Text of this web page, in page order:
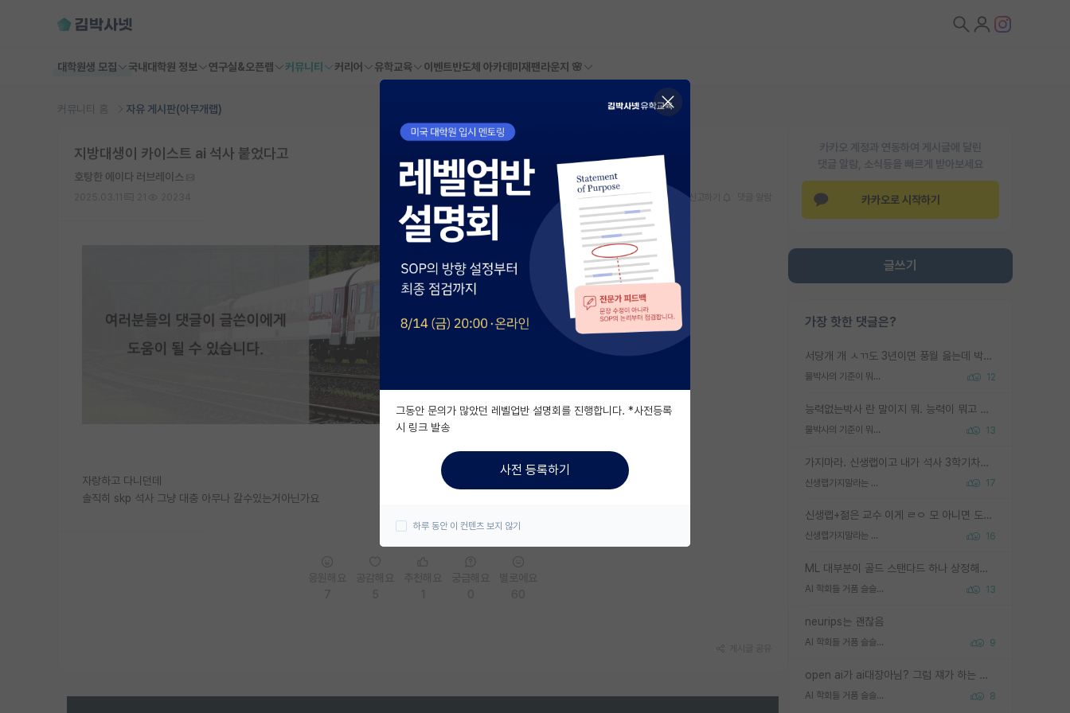
대학원생 모집 국내대학원 정보 연구실&오픈랩 커뮤니티 커리어 유학교육 이벤트반도체 아카데미 재팬라운지 🌸
커뮤니티 홈 자유 게시판(아무개랩)
카카오 계정과 연동하여 게시글에 달린
댓글 알람, 소식등을 빠르게 받아보세요
카카오로 시작하기
글쓰기
가장 핫한 댓글은?
서당개 개 ㅅㄲ도 3년이면 풍월 읊는데 박사 5년 이상 대리고 있으면서 물된건 교수 탓 맞는ㄱ게 거기가 서당이 아니란 소리임
물박사의 기준이 뭐임? 12
능력없는박사 란 말이지 뭐. 능력이 뭐고 능력이 있다는게 뭔지는 사람마다 기준이 다르니까 얘기해봐야 서로 자기 기준만 얘기해서 논쟁이 끝이 안나고. 주위에서 능력있고 야심있는 신입생이 교수가 유의미한 피드백을 아예 안주면서 제대로된 과제에 참여해볼 기회도 제공하지 않고 잡일 뺑뺑이만 돌려서 맨날 단순작업만 하면서 밤새다가 눈빛이 점점 죽어가는걸 본 사람은 물박사는 교수탓이라고 하고, 교수는 이것저것 알려도 주고 기회도 주고 사수 동기 붙여주면서 어떻게든 끌고가려고 하는데 본인이 매일 뺀질거리면서 출근 하는둥마는둥 하다가 기껏 와서도 폰이나 쳐다보다가 실험 망치고 저녁약속있어서 먼저 가볼게요~ 하는걸 본 사람은 물박사는 본인탓이라고 함.
물박사의 기준이 뭐임? 13
가지마라. 신생랩이고 내가 석사 3학기차인데 최고참인데 나도 아무것도 모르는데 교수가 후배들 왜 논문 교육 안시키냐. 논문 왜 안 써오냐 닦달한다
신생랩가지말라는 이유가 있었구나 17
신생랩+젊은 교수 이게 ㄹㅇ 모 아니면 도인듯.
신생랩가지말라는 이유가 있었구나 16
ML 대부분이 골드 스탠다드 하나 상정해놓고 (벤치마크 데이터셋이 여러 개면 여러 개 상정) 그거 얼마나 잘 맞추나 싸움임 가끔 번뜩이는 설계 철학을 보여주는 논문들도 있지만 대부분 그거 성적 얼마나 더 올리느라에 혈안이 되어 있는 측면이 잇음
AI 학회들 거품 슬슬 지적이 나오네요 13
neurips는 괜찮음
AI 학회들 거품 슬슬 지적이 나오네요 9
open ai가 ai대장아님? 그럼 쟤가 하는 말이 다 맞겠네
AI 학회들 거품 슬슬 지적이 나오네요 8
지방대생이 카이스트 ai 석사 붙었다고
호탕한 에이다 러브레이스
스크랩 신고하기
자랑하고 다니던데
솔직히 skp 석사 그냥 대충 아무나 갈수있는거아닌가요
그동안 문의가 많았던 레벨업반 설명회를 진행합니다. *사전등록
시 링크 발송
사전 등록하기
하루 동안 이 컨텐츠 보지 않기